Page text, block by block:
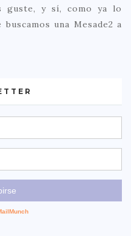
guste, y sí, como ya lo
una Mesade2 a